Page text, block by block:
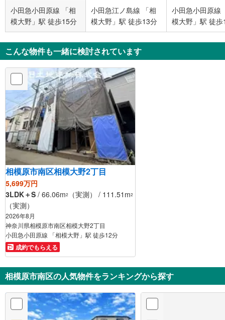
小田急小田原線 「相
模大野」駅 徒歩15分
小田急江ノ島線 「相
模大野」駅 徒歩13分
小田急小田原線
模大野」駅 徒
こんな物件も一緒に検討されています
相模原市南区相模大野2丁目
5,699万円
3LDK＋S / 66.06m2 （実測） / 111.51m2
（実測）
2026年8月
神奈川県相模原市南区相模大野2丁目
小田急小田原線 「相模大野」駅 徒歩12分
成約でもらえる
相模原市南区の人気物件をランキングから探す